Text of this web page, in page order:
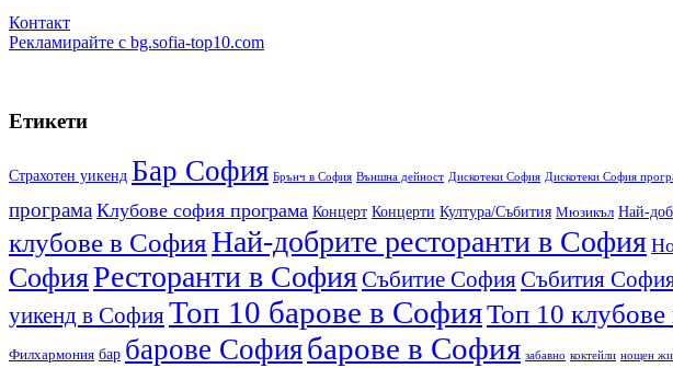
Контакт
Рекламирайте с bg.sofia-top10.com
Етикети
Cтрахотен уикенд Бар София Брънч в София Външна дейност Дискотеки София Дискотеки София
програма Клубове софия програма Концерт Концерти Култура/Събития Мюзикъл Най-
клубове в СофияНай-добрите ресторанти в София
СофияРесторанти в СофияСъбитиe СофияСъбития
уикенд в СофияТоп 10 барове в СофияТоп 10
Филхармония бар барове Софиябарове в София забавно коктейли нощен